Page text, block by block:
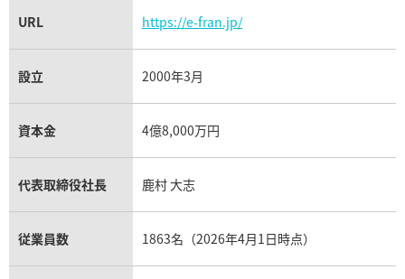
URL https://e-fran.jp/
設立 2000年3月
資本金 4億8,000万円
代表取締役社長 鹿村 大志
従業員数 1863名（2026年4月1日時点）